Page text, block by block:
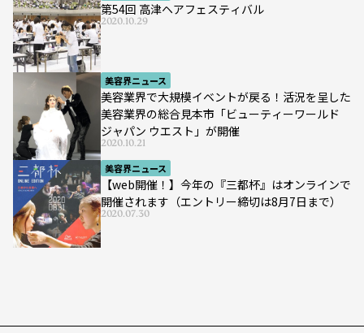
第54回 高津ヘアフェスティバル
2020.10.29
美容界ニュース
美容業界で大規模イベントが戻る！活況を呈した
美容業界の総合見本市「ビューティーワールド
ジャパン ウエスト」が開催
2020.10.21
美容界ニュース
【web開催！】今年の『三都杯』はオンラインで
開催されます（エントリー締切は8月7日まで）
2020.07.30